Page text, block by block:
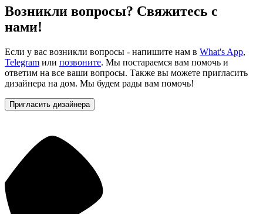
Возникли вопросы? Свяжитесь с
нами!
Если у вас возникли вопросы - напишите нам в What's App,
Telegram или позвоните. Мы постараемся вам помочь и
ответим на все ваши вопросы. Также вы можете пригласить
дизайнера на дом. Мы будем рады вам помочь!
Пригласить дизайнера